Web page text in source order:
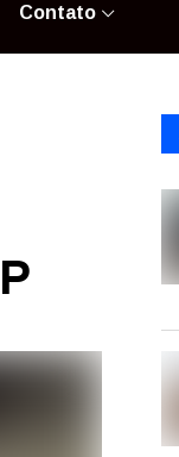
Contato